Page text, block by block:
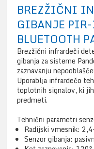
BREZŽIČNI
GIBANJE
BLUETOOTH
Brezžični infrardeči
gibanja za sisteme
zaznavanju
Uporablja infrardečo
toplotnih signalov, ki
predmeti.
Tehnični parametri
Radijski vmesnik:
Senzor gibanja: